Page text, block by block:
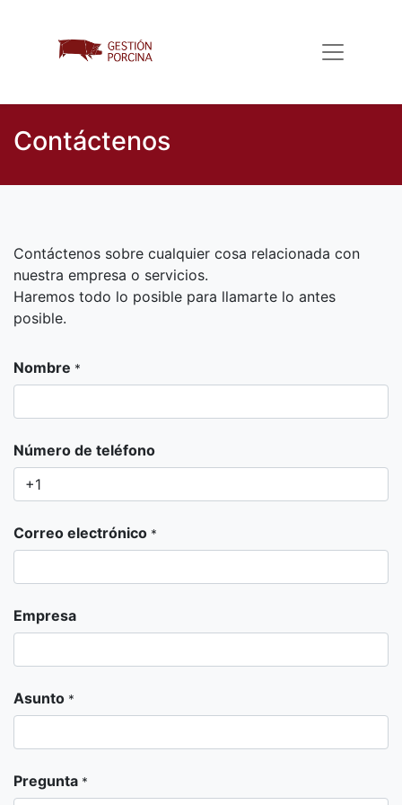
Contáctenos
Contáctenos sobre cualquier cosa relacionada con
nuestra empresa o servicios.
Haremos todo lo posible para llamarte lo antes
posible.
Nombre *
Número de teléfono
Correo electrónico *
Empresa
Asunto *
Pregunta *